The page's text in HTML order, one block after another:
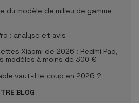
du modèle de milieu de gamme
: analyse et avis
Xiaomi de 2026 : Redmi Pad,
modèles à moins de 300 €
vaut-il le coup en 2026 ?
BLOG